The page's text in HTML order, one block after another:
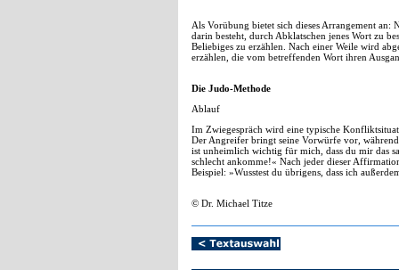
Als Vorübung bietet sich dieses Arrangement an:
darin besteht, durch Abklatschen jenes Wort zu
Beliebiges zu erzählen. Nach einer Weile wird
erzählen, die vom betreffenden Wort ihren
Die Judo-Methode
Ablauf
Im Zwiegespräch wird eine typische
Der Angreifer bringt seine Vorwürfe vor,
ist unheimlich wichtig für mich, dass du mir das
schlecht ankomme!« Nach jeder dieser
Beispiel: »Wusstest du übrigens, dass ich
© Dr. Michael Titze